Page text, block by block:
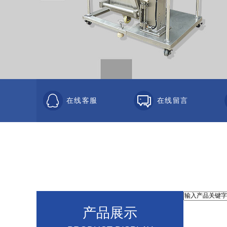
在线客服 在线留言
产品展示